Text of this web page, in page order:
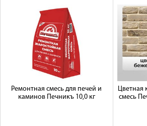
Ремонтная смесь для печей и
каминов Печникъ 10,0 кг
Цветная
смесь